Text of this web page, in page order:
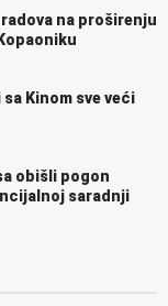
na proširenju
Kinom sve veći
obišli pogon
saradnji